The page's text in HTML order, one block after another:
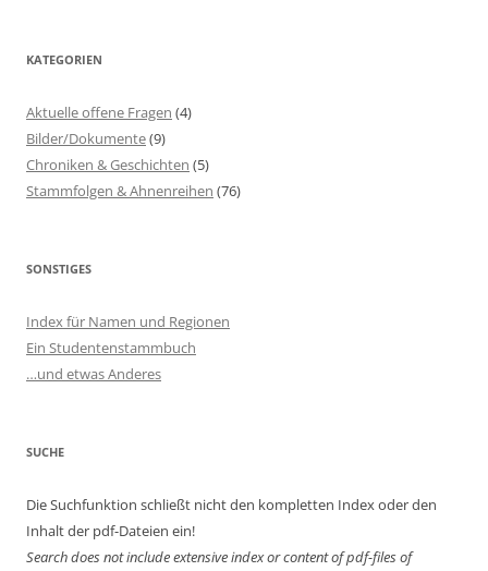
KATEGORIEN
Aktuelle offene Fragen (4)
Bilder/Dokumente(9)
Chroniken & Geschichten (5)
Stammfolgen & Ahnenreihen (76)
SONSTIGES
Index für Namen und Regionen
Ein Studentenstammbuch
…und etwas Anderes
SUCHE
Die Suchfunktion schließt nicht den kompletten Index oder den
Inhalt der pdf-Dateien ein!
Search does not include extensive index or content ofpdf-files of